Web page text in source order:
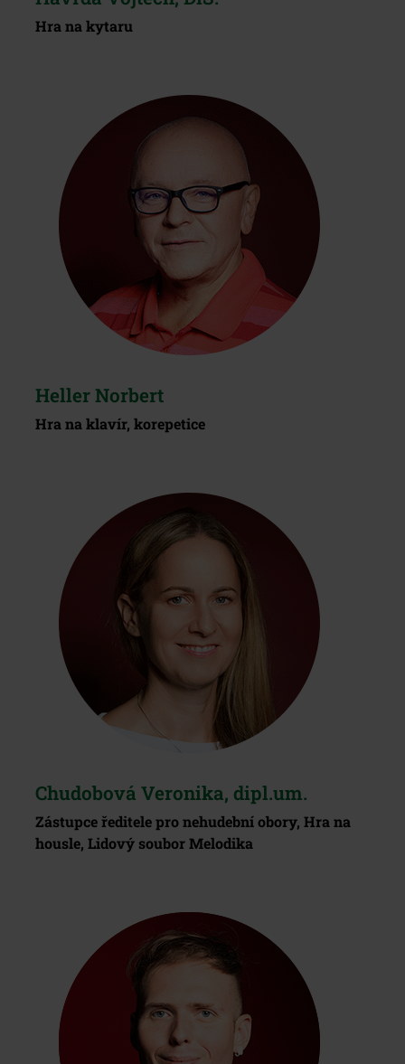
Hra na kytaru
Heller Norbert
Hra na klavír, korepetice
Chudobová Veronika, dipl.um.
Zástupce ředitele pro nehudební obory, Hra na
housle, Lidový soubor Melodika